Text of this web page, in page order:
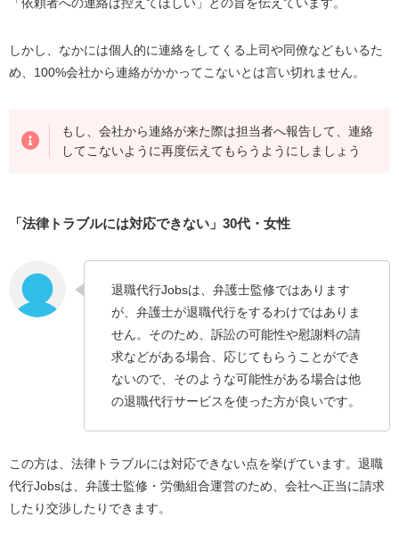
しかし、なかには個人的に連絡をしてくる上司や同僚などもいるた
め、100%会社から連絡がかかってこないとは言い切れません。
もし、会社から連絡が来た際は担当者へ報告して、連絡
してこないように再度伝えてもらうようにしましょう
「法律トラブルには対応できない」30代・女性
退職代行Jobsは、弁護士監修ではあります
が、弁護士が退職代行をするわけではありま
せん。そのため、訴訟の可能性や慰謝料の請
求などがある場合、応じてもらうことができ
ないので、そのような可能性がある場合は他
の退職代行サービスを使った方が良いです。
この方は、法律トラブルには対応できない点を挙げています。退職
代行Jobsは、弁護士監修・労働組合運営のため、会社へ正当に請求
したり交渉したりできます。